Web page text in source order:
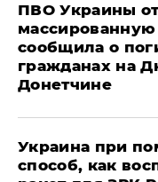
ПВО Украины
сообщила о
гражданах на
Донетчине
Украина при
способ, как